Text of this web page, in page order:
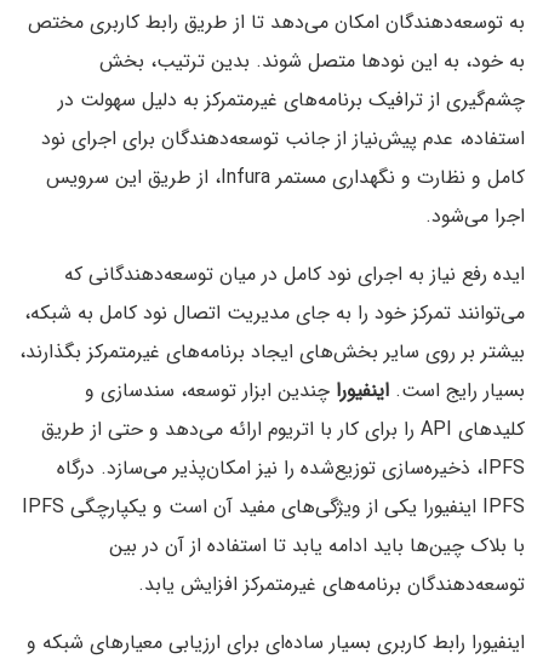
به توسعه‌دهندگان امکان می‌دهد تا از طریق رابط کاربری مختص
به خود، به این نودها متصل شوند. بدین ترتیب، بخش
چشم‌گیری از ترافیک برنامه‌های غیرمتمرکز به دلیل سهولت در
استفاده، عدم پیش‌نیاز از جانب توسعه‌دهندگان برای اجرای نود
کامل و نظارت و نگهداری مستمر Infura، از طریق این سرویس
اجرا می‌شود.
ایده رفع نیاز به اجرای نود کامل در میان توسعه‌دهندگانی که
می‌توانند تمرکز خود را به جای مدیریت اتصال نود کامل به شبکه،
بیشتر بر روی سایر بخش‌های ایجاد برنامه‌های غیرمتمرکز بگذارند،
بسیار رایج است. اینفیورا چندین ابزار توسعه، سندسازی و
کلیدهای API را برای کار با اتریوم ارائه می‌دهد و حتی از طریق
IPFS، ذخیره‌سازی توزیع‌شده را نیز امکان‌پذیر می‌سازد. درگاه
IPFS اینفیورا یکی از ویژگی‌های مفید آن است و یکپارچگی IPFS
با بلاک چین‌ها باید ادامه یابد تا استفاده از آن در بین
توسعه‌دهندگان برنامه‌های غیرمتمرکز افزایش یابد.
اینفیورا رابط کاربری بسیار ساده‌ای برای ارزیابی معیارهای شبکه و